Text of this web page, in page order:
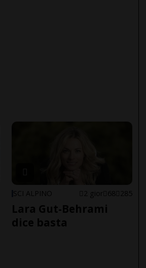
SCI ALPINO 2 gior 68 285
Lara Gut-Behrami
dice basta